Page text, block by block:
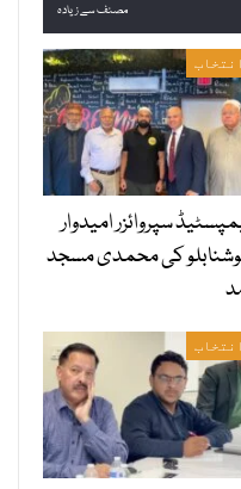
مصنف سے زیادہ
انتخاب
سپروائزر امیدوار
کی محمدی مسجد
انتخاب